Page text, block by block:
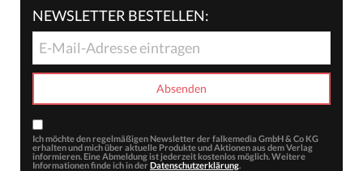
NEWSLETTER BESTELLEN:
Ich möchte den regelmäßigen Newsletter der falkemedia GmbH & Co KG
erhalten und mich über aktuelle Produkte und Aktionen aus dem Verlag
informieren. Eine Abmeldung ist jederzeit kostenlos möglich. Weitere
Informationen finde ich in der Datenschutzerklärung.